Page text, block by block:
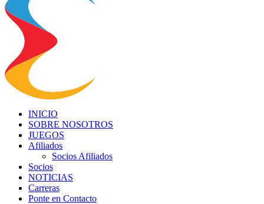
INICIO
SOBRE NOSOTROS
JUEGOS
Afiliados
Socios Afiliados
Socios
NOTICIAS
Carreras
Ponte en Contacto